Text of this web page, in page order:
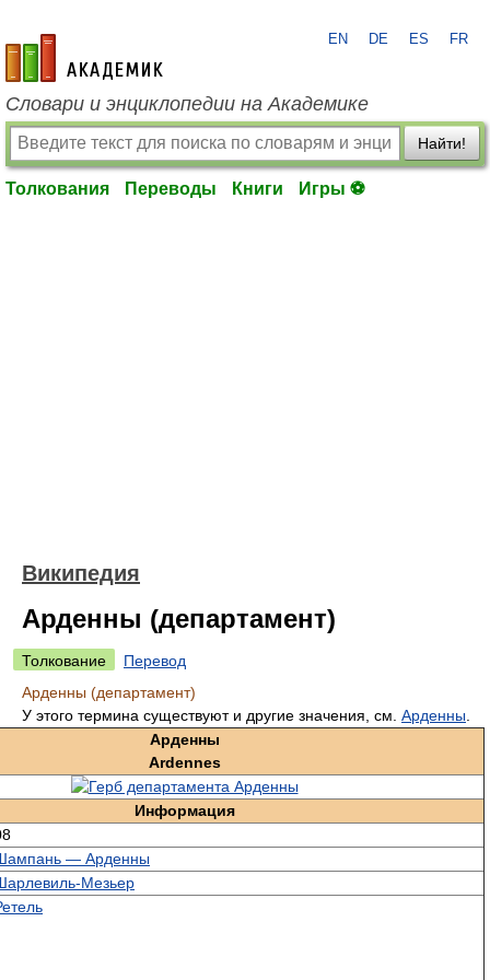
academic.ru
EN DE ES FR
Словари и энциклопедии на Академике
Найти!
Толкования Переводы Книги Игры ⚽
Википедия
Арденны (департамент)
Толкование
Перевод
Арденны (департамент)
У этого термина существуют и другие значения, см. Арденны
Арденны
Ardennes
Информация
— Арденны
Мезьер